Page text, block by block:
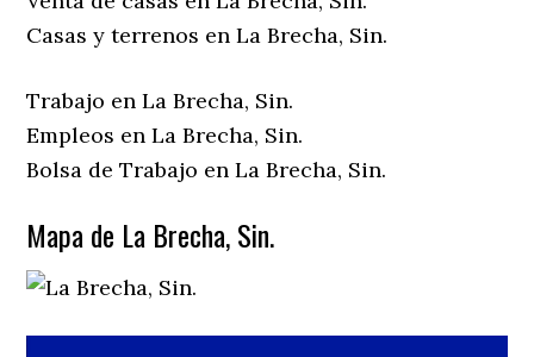
Casas y terrenos en La Brecha, Sin.
Trabajo en La Brecha, Sin.
Empleos en La Brecha, Sin.
Bolsa de Trabajo en La Brecha, Sin.
Mapa de La Brecha, Sin.